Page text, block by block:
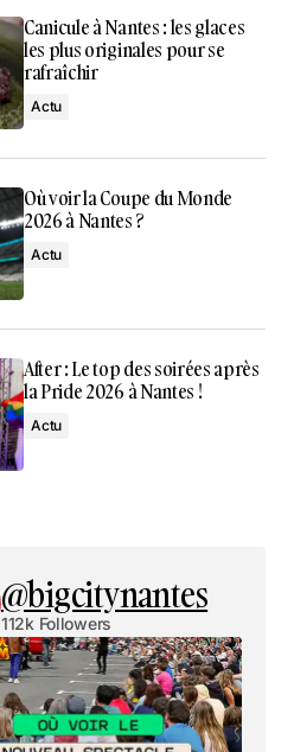
Canicule à Nantes : les glaces
les plus originales pour se
rafraîchir
Actu
Où voir la Coupe du Monde
2026 à Nantes ?
Actu
After : Le top des soirées après
la Pride 2026 à Nantes !
Actu
@bigcitynantes
112k Followers